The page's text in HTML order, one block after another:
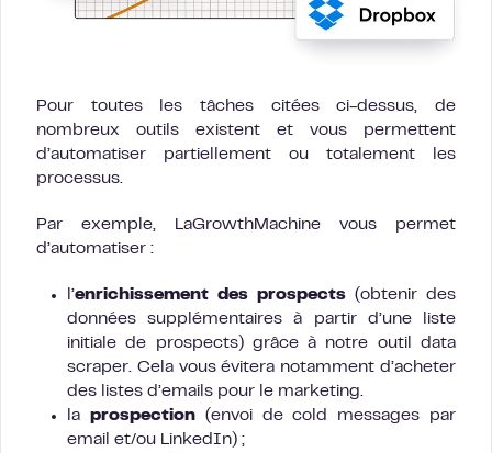
Pour toutes les tâches citées ci-dessus, de
nombreux outils existent et vous permettent
d’automatiser partiellement ou totalement les
processus.
Par exemple, LaGrowthMachine vous permet
d’automatiser :
l’enrichissement des prospects (obtenir des
données supplémentaires à partir d’une liste
initiale de prospects) grâce à notre outil data
scraper. Cela vous évitera notamment d’acheter
des listes d’emails pour le marketing.
la prospection (envoi de cold messages par
email et/ou LinkedIn) ;